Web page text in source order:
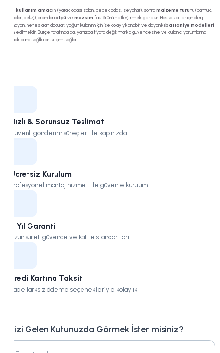
Önce kullanım amacını (yatak odası, salon, bebek odası, seyahat), sonramalzeme türünü (pamuk,
yün, polar, peluş), ardındanölçü ve mevsim faktörünü netleştirmek gerekir. Hassas ciltler için alerji
yapmayan, nefes alan dokular; yoğun kullanım için ise kolay yıkanabilir ve dayanıklıbattaniye modelleri
tercih edilmelidir. Bütçe tarafında da, yalnızca fiyata değil; marka güvencesine ve kullanıcı yorumlarına
bakmak daha sağlıklı bir seçim sağlar.
Hızlı & Sorunsuz Teslimat
Güvenli gönderim süreçleri ile kapınızda.
Ücretsiz Kurulum
Profesyonel montaj hizmeti ile güvenle kurulum.
7 Yıl Garanti
Uzun süreli güvence ve kalite standartları.
Kredi Kartına Taksit
Vade farksız ödeme seçenekleriyle kolaylık.
Bizi Gelen Kutunuzda Görmek İster misiniz?